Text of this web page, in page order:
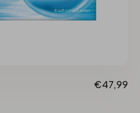
€47,99